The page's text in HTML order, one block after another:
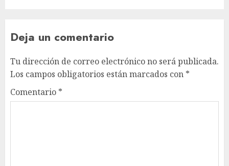
Deja un comentario
Tu dirección de correo electrónico no será publicada.
Los campos obligatorios están marcados con *
Comentario *